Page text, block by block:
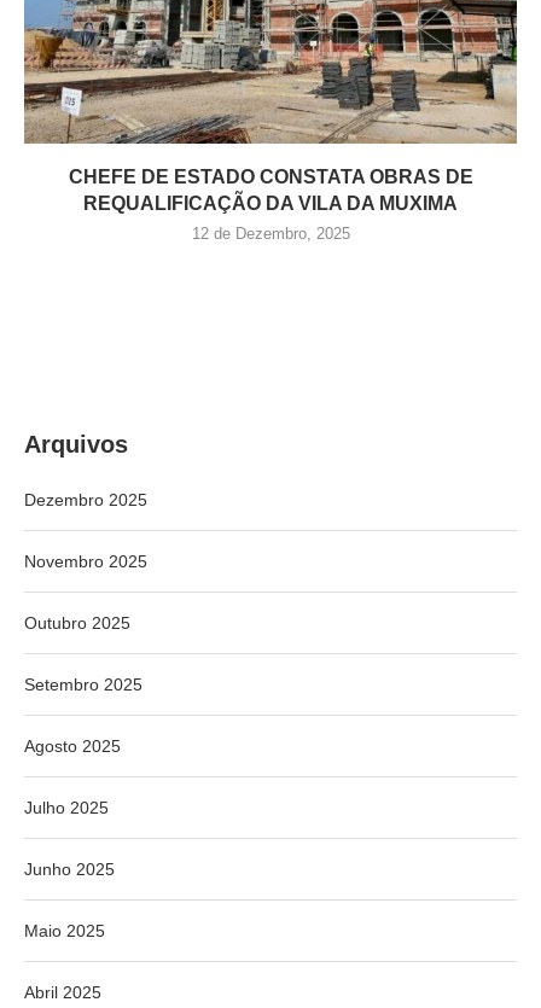
CHEFE DE ESTADO CONSTATA OBRAS DE
REQUALIFICAÇÃO DA VILA DA MUXIMA
12 de Dezembro, 2025
Arquivos
Dezembro 2025
Novembro 2025
Outubro 2025
Setembro 2025
Agosto 2025
Julho 2025
Junho 2025
Maio 2025
Abril 2025